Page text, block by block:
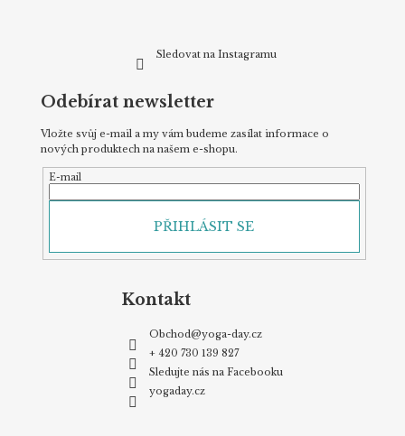
Sledovat na Instagramu
Odebírat newsletter
Vložte svůj e-mail a my vám budeme zasílat informace o
nových produktech na našem e-shopu.
E-mail
PŘIHLÁSIT SE
Kontakt
Obchod@yoga-day.cz
+ 420 730 139 827
Sledujte nás na Facebooku
yogaday.cz